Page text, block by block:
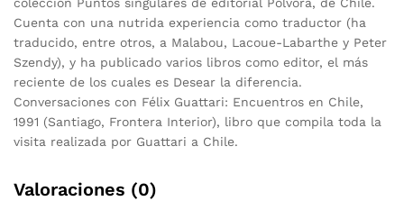
Cuenta con una nutrida experiencia como traductor (ha
traducido, entre otros, a Malabou, Lacoue-Labarthe y Peter
Szendy), y ha publicado varios libros como editor, el más
reciente de los cuales es Desear la diferencia.
Conversaciones con Félix Guattari: Encuentros en Chile,
1991 (Santiago, Frontera Interior), libro que compila toda la
visita realizada por Guattari a Chile.
Valoraciones (0)